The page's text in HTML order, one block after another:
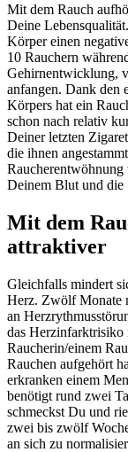
Mit dem Rauch
Deine
Körper einen
10 Rauchern
Gehirnentwicklung,
anfangen. Dank den
Körpers hat ein
schon nach relativ
Deiner letzten
die ihnen
Deinem Blut und die
Mit dem
attraktiver
Gleichfalls mindert
Herz. Zwölf Monate
an
das Herzinfarktrisiko
Raucherin/einem
Rauchen aufgehört
erkranken einem
benötigt rund zwei
schmeckst Du und
zwei bis zwölf
an sich zu